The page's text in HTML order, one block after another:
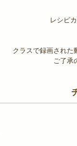
レシピ
クラスで録画された
ご了承